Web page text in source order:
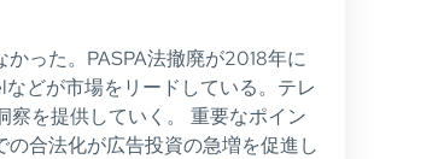
った。PASPA法撤廃が2018年に
どが市場をリードしている。テレ
察を提供していく。 重要なポイン
合法化が広告投資の急増を促進し